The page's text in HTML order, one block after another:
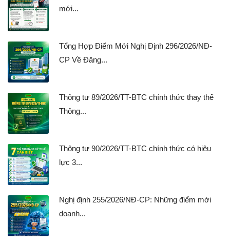
mới...
Tổng Hợp Điểm Mới Nghị Định 296/2026/NĐ-
CP Về Đăng...
Thông tư 89/2026/TT-BTC chính thức thay thế
Thông...
Thông tư 90/2026/TT-BTC chính thức có hiệu
lực 3...
Nghị định 255/2026/NĐ-CP: Những điểm mới
doanh...